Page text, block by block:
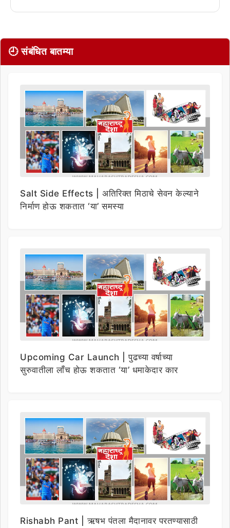
🕘 संबंधित बातम्या
Salt Side Effects | अतिरिक्त मिठाचे सेवन केल्याने
निर्माण होऊ शकतात ‘या’ समस्या
Upcoming Car Launch | पुढच्या वर्षाच्या
सुरुवातीला लाँच होऊ शकतात ‘या’ धमाकेदार कार
Rishabh Pant | ऋषभ पंतला मैदानावर परतण्यासाठी